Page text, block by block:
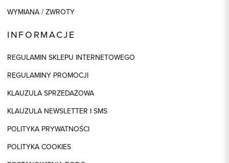
WYMIANA / ZWROTY
INFORMACJE
REGULAMIN SKLEPU INTERNETOWEGO
REGULAMINY PROMOCJI
KLAUZULA SPRZEDAŻOWA
KLAUZULA NEWSLETTER I SMS
POLITYKA PRYWATNOŚCI
POLITYKA COOKIES